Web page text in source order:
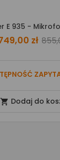
E 935 -
zł
 Dodaj do